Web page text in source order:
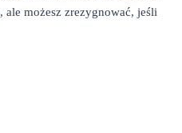
ale możesz zrezygnować, jeśli